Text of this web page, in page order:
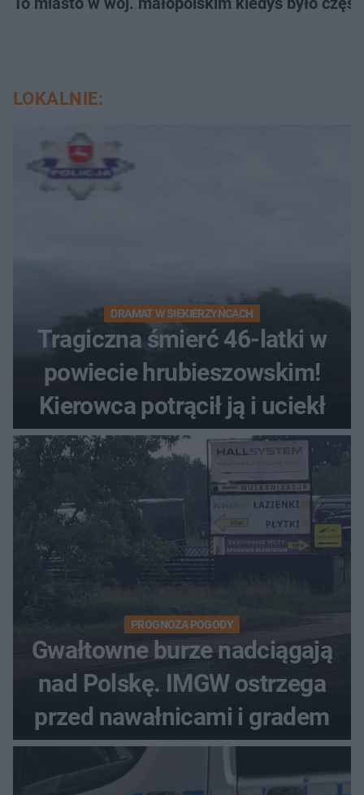
LOKALNIE:
DRAMAT W SIEKIERZYŃCACH
Tragiczna śmierć 46-latki w
powiecie hrubieszowskim!
Kierowca potrącił ją i uciekł
PROGNOZA POGODY
Gwałtowne burze nadciągają
nad Polskę. IMGW ostrzega
przed nawałnicami i gradem